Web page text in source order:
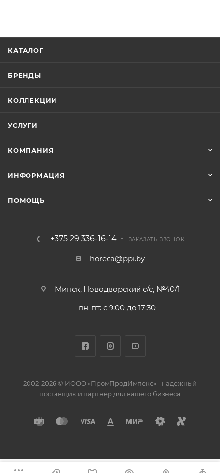
КАТАЛОГ
БРЕНДЫ
КОЛЛЕКЦИИ
УСЛУГИ
КОМПАНИЯ
ИНФОРМАЦИЯ
ПОМОЩЬ
+375 29 336-16-14 ЗАКАЗАТЬ ЗВОНОК
horeca@ppi.by
Минск, Новодворский с/с, №40/1
пн-пт: с 9:00 до 17:30
2002-2026 © ИООО «ПромПродИмпекс» - надежный
поставщик и партнер для вашего бизнеса